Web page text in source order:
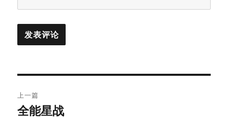
章
上一篇
上
全能星战